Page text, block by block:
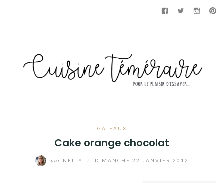
Aller
Facebook
Twitter
GÂTEAUX
Cake orange chocolat
par NELLY DIMANCHE 22 JANVIER 2012